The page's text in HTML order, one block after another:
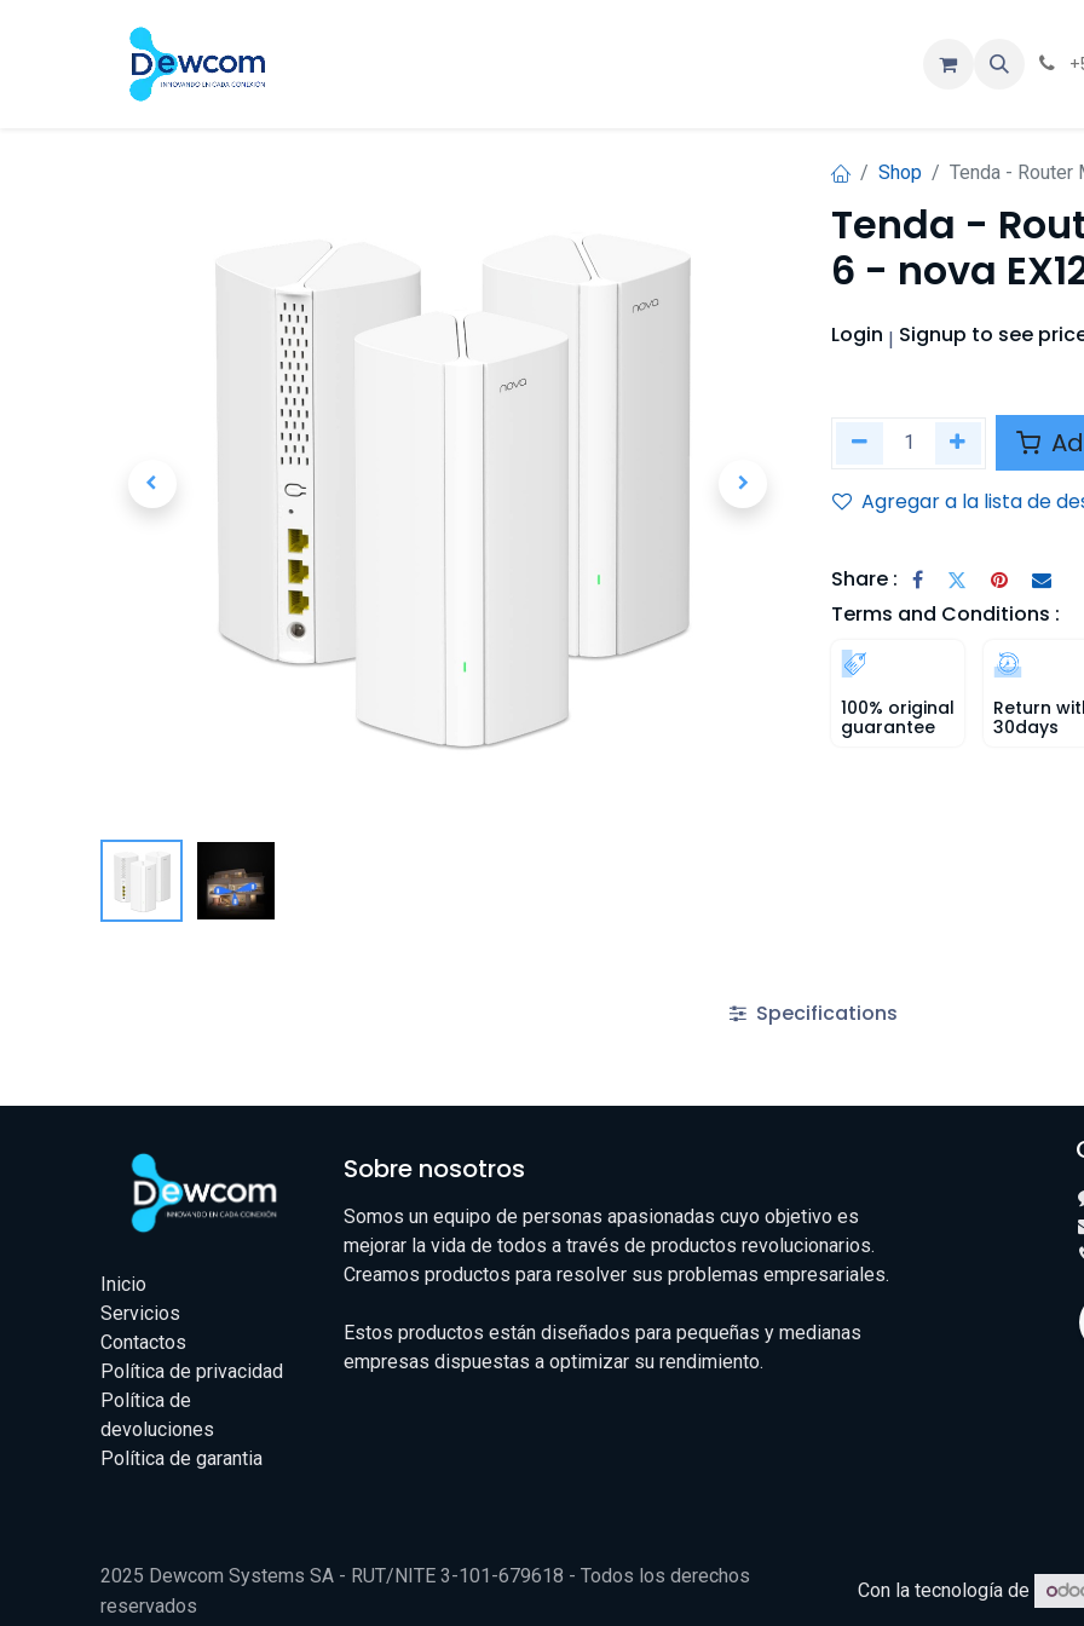
Shop Tenda - Router
Tenda -
6 - nova
Login | Signup to see
Agregar a la lista de
Share :
Terms and Conditions :
100% original
guarantee
Return
30days
Specifications
Inicio
Servicios
Contactos
Política de privacidad
Política de
devoluciones
Política de garantia
Sobre nosotros
Somos un equipo de personas apasionadas cuyo objetivo es
mejorar la vida de todos a través de productos revolucionarios.
Creamos productos para resolver sus problemas empresariales.
Estos productos están diseñados para pequeñas y medianas
empresas dispuestas a optimizar su rendimiento.
2025 Dewcom Systems SA - RUT/NITE 3-101-679618 - Todos los derechos
reservados
Con la tecnología de